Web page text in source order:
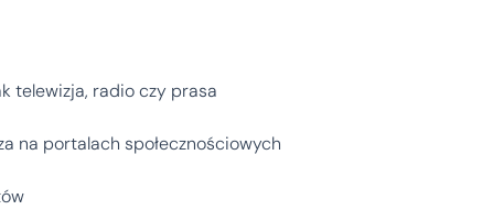
telewizja, radio czy prasa
na portalach społecznościowych